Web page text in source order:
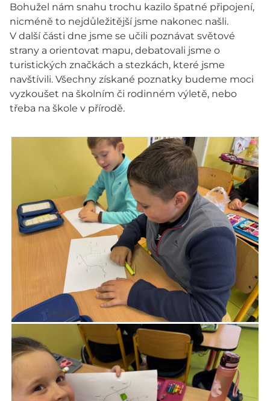
Bohužel nám snahu trochu kazilo špatné připojení,
nicméně to nejdůležitější jsme nakonec našli.
V další části dne jsme se učili poznávat světové
strany a orientovat mapu, debatovali jsme o
turistických značkách a stezkách, které jsme
navštívili. Všechny získané poznatky budeme moci
vyzkoušet na školním či rodinném výletě, nebo
třeba na škole v přírodě.